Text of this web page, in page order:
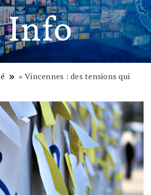
Info
« Vincennes : des tensions qui